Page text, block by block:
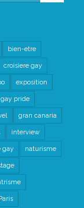
bien-etre
croisiere gay
exposition
gay pride
gran canaria
interview
gay naturisme